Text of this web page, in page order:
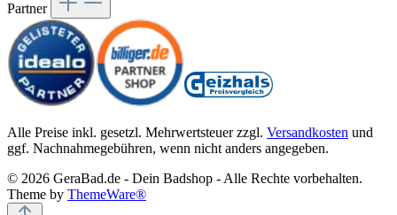
Partner
Alle Preise inkl. gesetzl. Mehrwertsteuer zzgl. Versandkosten und
ggf. Nachnahmegebühren, wenn nicht anders angegeben.
© 2026 GeraBad.de - Dein Badshop - Alle Rechte vorbehalten.
Theme by ThemeWare®